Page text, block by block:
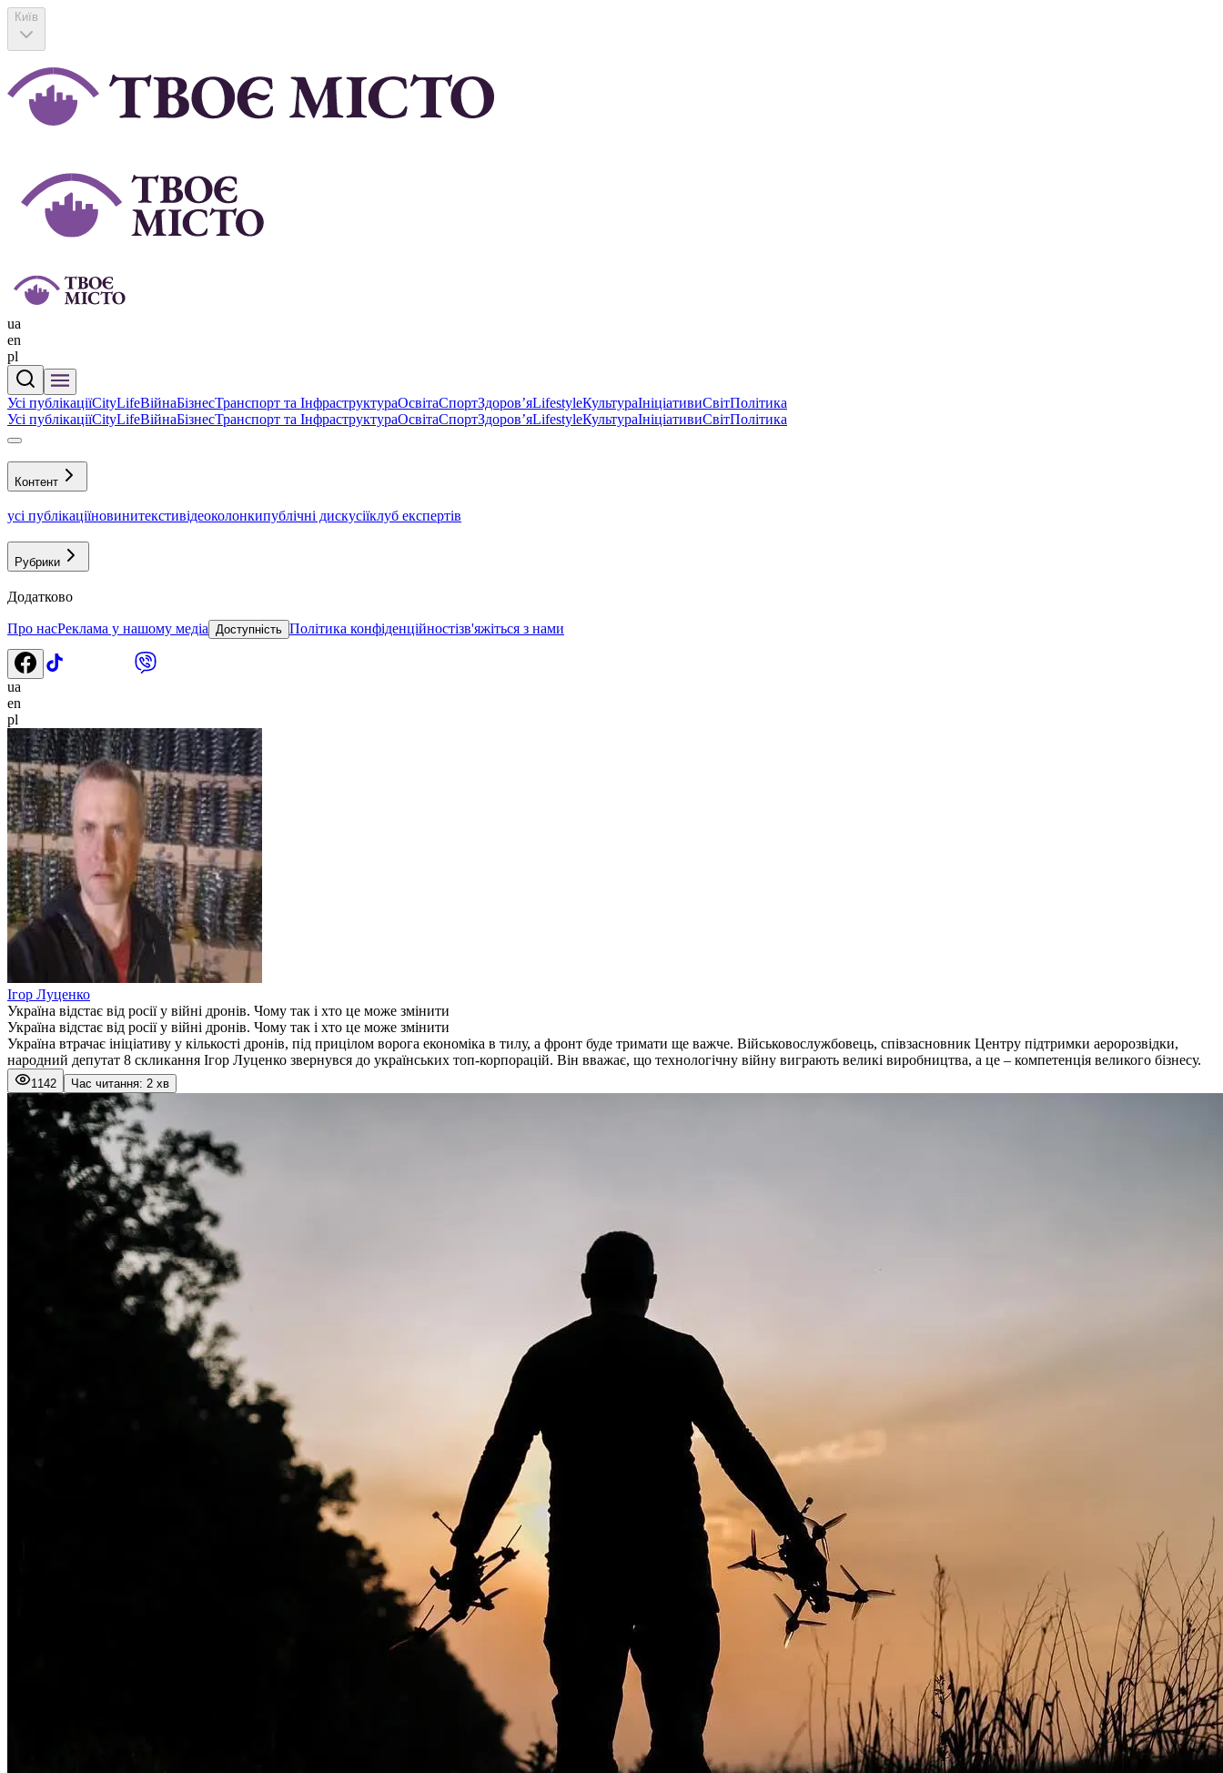
Київ
ua
en
pl
Усі публікаціїCityLifeВійнаБізнесТранспорт та ІнфраструктураОсвітаСпортЗдоровʼяLifestyleКультураІніціативиСвітПолітика
Усі публікаціїCityLifeВійнаБізнесТранспорт та ІнфраструктураОсвітаСпортЗдоровʼяLifestyleКультураІніціативиСвітПолітика
Контент
усі публікаціїновинитекстивідеоколонкипублічні дискусіїклуб експертів
Рубрики
Додатково
Про насРеклама у нашому медіа Доступність Політика конфіденційностізв'яжіться з нами
ua
en
pl
Ігор Луценко
Україна відстає від росії у війні дронів. Чому так і хто це може змінити
Україна відстає від росії у війні дронів. Чому так і хто це може змінити
Україна втрачає ініціативу у кількості дронів, під прицілом ворога економіка в тилу, а фронт буде тримати ще важче. Військовослужбовець, співзасновник Центру підтримки аеророзвідки,
народний депутат 8 скликання Ігор Луценко звернувся до українських топ-корпорацій. Він вважає, що технологічну війну виграють великі виробництва, а це – компетенція великого бізнесу.
1142 Час читання: 2 хв